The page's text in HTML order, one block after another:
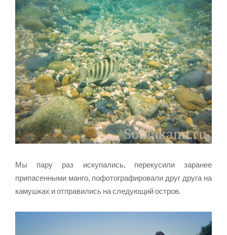
Мы пару раз искупались, перекусили заранее
припасенными манго, пофотографировали друг друга на
камушках и отправились на следующий остров.